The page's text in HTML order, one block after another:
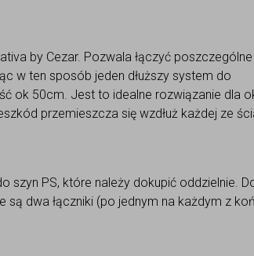
by Cezar. Pozwala łączyć poszczególne
w ten sposób jeden dłuższy system do
ok 50cm. Jest to idealne rozwiązanie dla
przemieszcza się wzdłuż każdej ze
szyn PS, które należy dokupić oddzielnie.
są dwa łączniki (po jednym na każdym z